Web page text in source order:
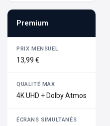
Premium
13,99 €
4K UHD + Dolby Atmos